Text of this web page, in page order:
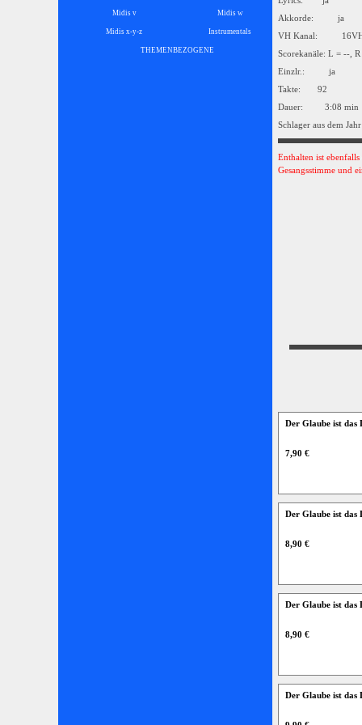
Midis v Midis w
Midis x-y-z Instrumentals
THEMENBEZOGENE ▼
Akkorde: ja
VH Kanal:
Scorekanäle: L = --, R
Einzlr.: ja
Takte: 92
Dauer: 3:08 min
Schlager aus dem
Enthalten ist
Gesangsstimme und
Der Glaube ist
7,90 €
Der Glaube ist das
8,90 €
Der Glaube ist das
8,90 €
Der Glaube ist das